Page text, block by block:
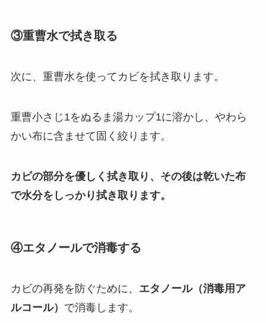
③重曹水で拭き取る
次に、重曹水を使ってカビを拭き取ります。
重曹小さじ1をぬるま湯カップ1に溶かし、やわら
かい布に含ませて固く絞ります。
カビの部分を優しく拭き取り、その後は乾いた布
で水分をしっかり拭き取ります。
④エタノールで消毒する
カビの再発を防ぐために、 エタノール（消毒用ア
ルコール） で消毒します。